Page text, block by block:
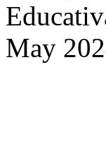
May